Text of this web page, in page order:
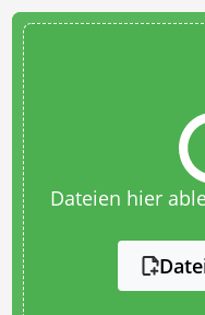
Dateien hier